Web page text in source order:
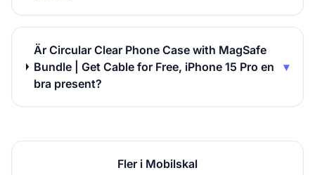
Är Circular Clear Phone Case with MagSafe
Bundle | Get Cable for Free, iPhone 15 Pro en
bra present?
▾
Fler i Mobilskal